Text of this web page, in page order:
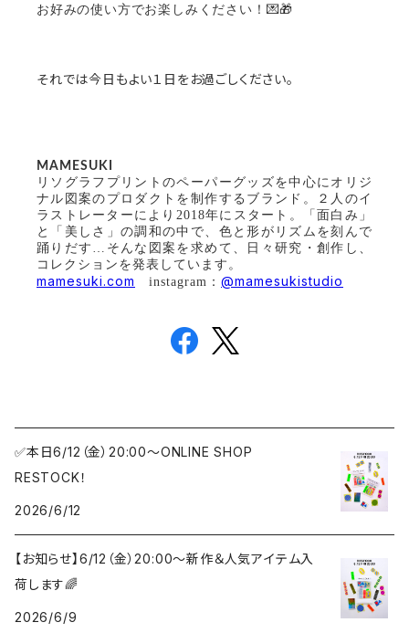
お好みの使い方でお楽しみください！ 💌🎁
それでは今日もよい１日をお過ごしください。
MAMESUKI
リソグラフプリントのペーパーグッズを中心にオリジ
ナル図案のプロダクトを制作するブランド。２人のイ
ラストレーターにより2018年にスタート。「面白み」
と「美しさ」の調和の中で、色と形がリズムを刻んで
踊りだす…そんな図案を求めて、日々研究・創作し、
コレクションを発表しています。
mamesuki.com instagram： @mamesukistudio
✅本日6/12（金）20:00〜ONLINE SHOP
RESTOCK！
2026/6/12
【お知らせ】6/12（金）20:00〜新作＆人気アイテム入
荷します🌈
2026/6/9